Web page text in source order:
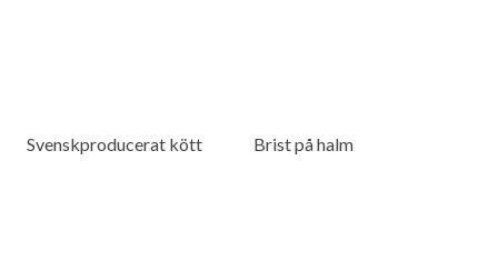
Svenskproducerat kött Brist på halm